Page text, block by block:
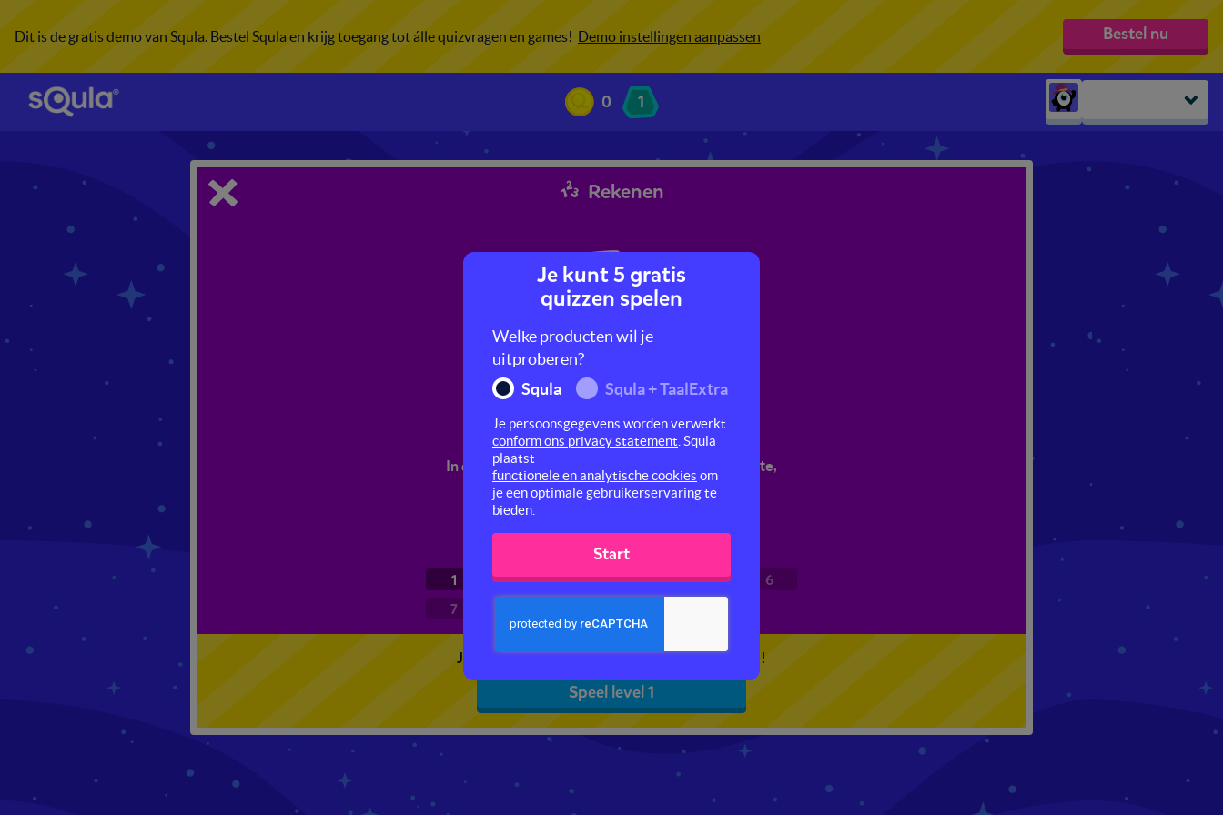
Dit is de gratis demo van Squla. Bestel Squla en krijg toegang tot álle quizvragen en games! Demo instellingen aanpassen Bestel nu
0 1
groep 1
groep 4
groep 5
Rekenen
In deze trainer leer je rekenen met gewicht, lengte,
oppervlakte en inhoud.
1 2 3 4 5
6
7
Je kunt 5 gratis quizzen spelen. Speel de eerste!
Speel level 1
Je kunt 5 gratis
quizzen spelen
Welke producten wil je
uitproberen?
Squla
Squla + TaalExtra
Je persoonsgegevens worden verwerkt
conform ons privacy statement . Squla
plaatst
functionele en analytische cookies om
je een optimale gebruikerservaring te
bieden.
Start